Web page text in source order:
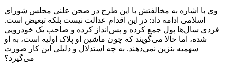
وی با اشاره به مخالفتش با این طرح در صحن علنی مجلس شورای
اسلامی ادامه داد: در این اقدام عدالت نیست بلکه تبعیض است.
فردی سال‌ها پول جمع کرده و پس‌انداز کرده و صاحب یک خودرویی
شده، اما حالا می‌گویند که چون ماشین او پلاک اولیه است، به او
سهمیه بنزین نمی‌دهند. به چه استدلال و دلیلی این کار صورت
می‌گیرد؟